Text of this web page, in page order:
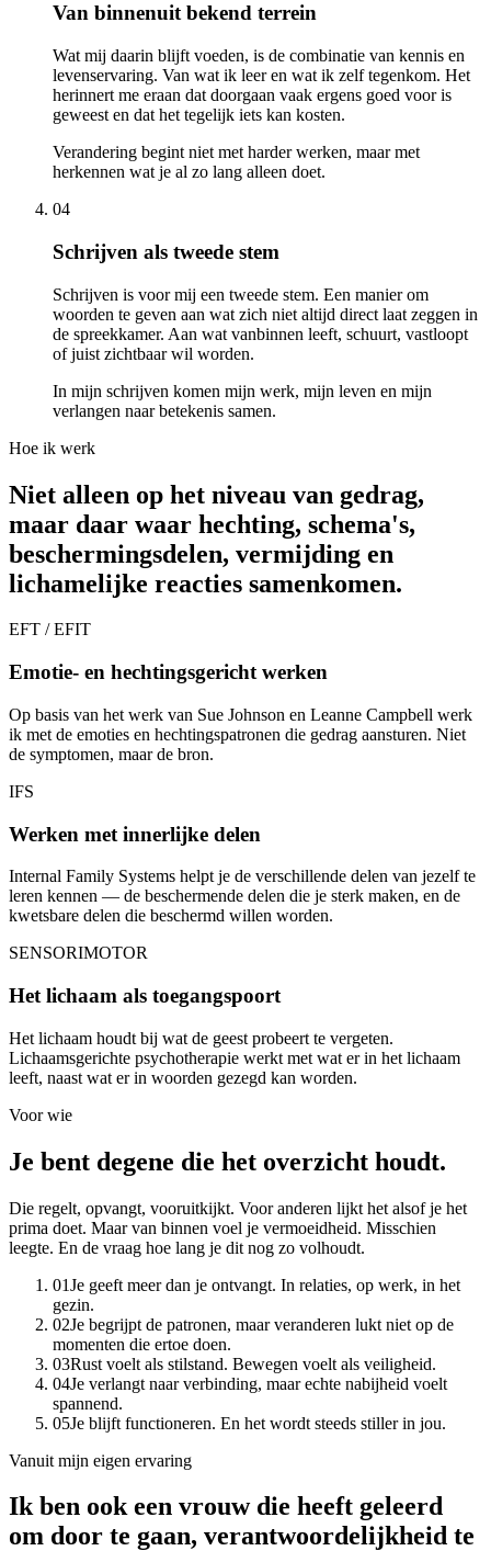
Van binnenuit bekend terrein
Wat mij daarin blijft voeden, is de combinatie van kennis en
levenservaring. Van wat ik leer en wat ik zelf tegenkom. Het
herinnert me eraan dat doorgaan vaak ergens goed voor is
geweest en dat het tegelijk iets kan kosten.
Verandering begint niet met harder werken, maar met
herkennen wat je al zo lang alleen doet.
04
Schrijven als tweede stem
Schrijven is voor mij een tweede stem. Een manier om
woorden te geven aan wat zich niet altijd direct laat zeggen in
de spreekkamer. Aan wat vanbinnen leeft, schuurt, vastloopt
of juist zichtbaar wil worden.
In mijn schrijven komen mijn werk, mijn leven en mijn
verlangen naar betekenis samen.
Hoe ik werk
Niet alleen op het niveau van gedrag,
maar daar waar hechting, schema's,
beschermingsdelen, vermijding en
lichamelijke reacties samenkomen.
EFT / EFIT
Emotie- en hechtingsgericht werken
Op basis van het werk van Sue Johnson en Leanne Campbell werk
ik met de emoties en hechtingspatronen die gedrag aansturen. Niet
de symptomen, maar de bron.
IFS
Werken met innerlijke delen
Internal Family Systems helpt je de verschillende delen van jezelf te
leren kennen — de beschermende delen die je sterk maken, en de
kwetsbare delen die beschermd willen worden.
SENSORIMOTOR
Het lichaam als toegangspoort
Het lichaam houdt bij wat de geest probeert te vergeten.
Lichaamsgerichte psychotherapie werkt met wat er in het lichaam
leeft, naast wat er in woorden gezegd kan worden.
Voor wie
Je bent degene die het overzicht houdt.
Die regelt, opvangt, vooruitkijkt. Voor anderen lijkt het alsof je het
prima doet. Maar van binnen voel je vermoeidheid. Misschien
leegte. En de vraag hoe lang je dit nog zo volhoudt.
01Je geeft meer dan je ontvangt. In relaties, op werk, in het
gezin.
02Je begrijpt de patronen, maar veranderen lukt niet op de
momenten die ertoe doen.
03Rust voelt als stilstand. Bewegen voelt als veiligheid.
04Je verlangt naar verbinding, maar echte nabijheid voelt
spannend.
05Je blijft functioneren. En het wordt steeds stiller in jou.
Vanuit mijn eigen ervaring
Ik ben ook een vrouw die heeft geleerd
om door te gaan, verantwoordelijkheid te